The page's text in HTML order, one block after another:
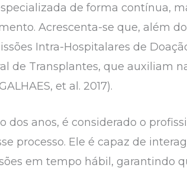
de forma contínua,
Acrescenta-se que, além
Intra-Hospitalares de
de Transplantes, que auxiliam
et al. 2017).
dos anos, é considerado o
processo. Ele é capaz de
em tempo hábil, garantindo